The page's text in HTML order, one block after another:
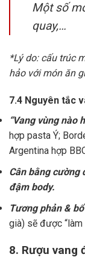
Một số
quay,…
*Lý do: cấu trúc
hảo với món ăn
7.4 Nguyên tắc
“Vang vùng nào
hợp pasta Ý;
Argentina hợp
Cân bằng
đậm body.
Tương phản &
già) sẽ được
8. Rượu vang